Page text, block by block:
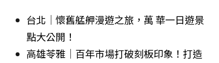
台北│懷舊艋舺漫遊之旅，萬 華一日遊景
點大公開！
高雄苓雅│百年市場打破刻板印象！打造